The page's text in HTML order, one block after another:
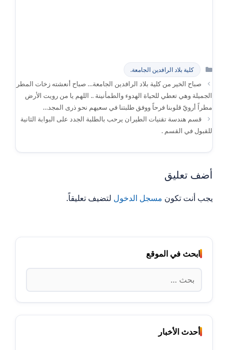
التصنيفات
كلية بلاد الرافدين الجامعة.
صباح الخير من كلية بلاد الرافدين الجامعة… صباح أنعشته زخات المطر
الجميلة وهي تعطي للحياة الهدوء والطمأنينة .. اللهم يا من رويت الأرض
مطراً أرويّ قلوبنا فرحاً ووفق طلبتنا في سعيهم نحو ذرى المجد…
قسم هندسة تقنيات الطيران يرحب بالطلبة الجدد على البوابة الثانية
للقبول في القسم .
أضف تعليق
يجب أنت تكون مسجل الدخول لتضيف تعليقاً.
ابحث في الموقع
البحث
عن:
أحدث الأخبار